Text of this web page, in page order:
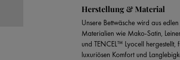
Herstellung & Material
Unsere Bettwäsche wird aus edlen
Materialien wie Mako-Satin,
und TENCEL™ Lyocell hergestellt,
luxuriösen Komfort und